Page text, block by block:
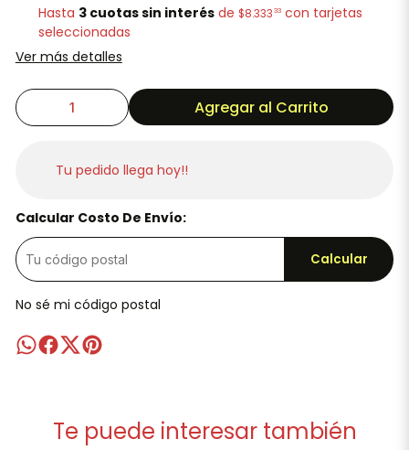
Hasta 3 cuotas sin interés de $8.33333 con tarjetas
seleccionadas
Ver más detalles
Agregar al Carrito
Tu pedido llega hoy!!
Calcular Costo De Envío:
Calcular
No sé mi código postal
Te puede interesar también